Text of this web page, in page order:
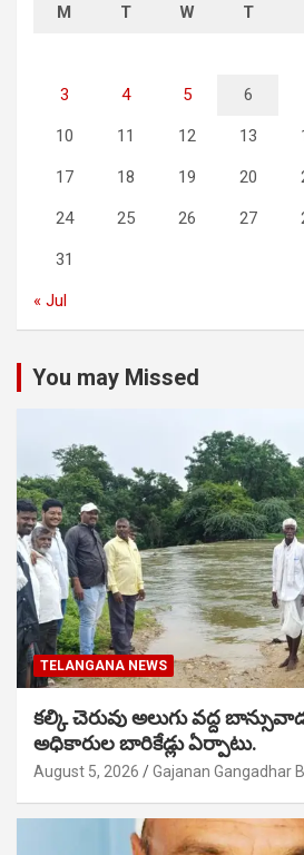
M T W T
3 4 5 6
10 11 12 13
17 18 19 20
24 25 26 27
31
« Jul
You may Missed
TELANGANA NEWS
కల్కి చెరువు అలుగు వద్ద
అధికారుల బారికేడ్లు ఏర్పాటు.
August 5, 2026 Gajanan Gangadhar